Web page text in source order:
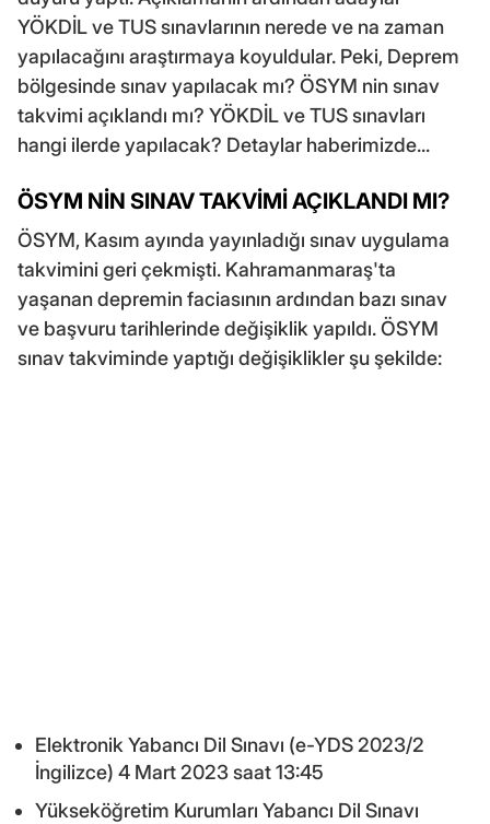
YÖKDİL ve TUS sınavlarının nerede ve na zaman
yapılacağını araştırmaya koyuldular. Peki, Deprem
bölgesinde sınav yapılacak mı? ÖSYM nin sınav
takvimi açıklandı mı? YÖKDİL ve TUS sınavları
hangi ilerde yapılacak? Detaylar haberimizde...
ÖSYM NİN SINAV TAKVİMİ AÇIKLANDI MI?
ÖSYM, Kasım ayında yayınladığı sınav uygulama
takvimini geri çekmişti. Kahramanmaraş'ta
yaşanan depremin faciasının ardından bazı sınav
ve başvuru tarihlerinde değişiklik yapıldı. ÖSYM
sınav takviminde yaptığı değişiklikler şu şekilde:
Elektronik Yabancı Dil Sınavı (e-YDS 2023/2
İngilizce) 4 Mart 2023 saat 13:45
Yükseköğretim Kurumları Yabancı Dil Sınavı